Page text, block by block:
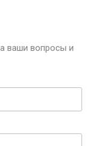
ваши вопросы и